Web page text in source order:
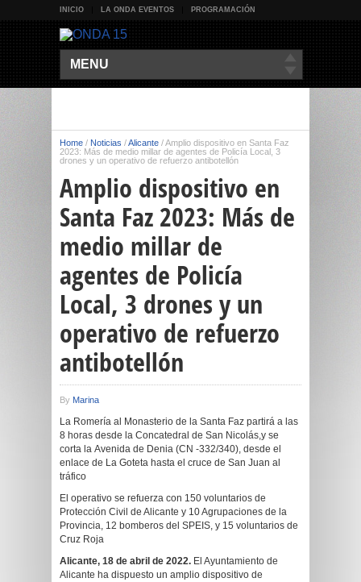
INICIO LA ONDA EVENTOS PROGRAMACIÓN
MENU
Home / Noticias /Alicante /Amplio dispositivo en Santa Faz
2023: Más de medio millar de agentes de Policía Local, 3
drones y un operativo de refuerzo antibotellón
Amplio dispositivo en
Santa Faz 2023: Más de
medio millar de
agentes de Policía
Local, 3 drones y un
operativo de refuerzo
antibotellón
By Marina
La Romería al Monasterio de la Santa Faz partirá a las
8 horas desde la Concatedral de San Nicolás,y se
corta la Avenida de Denia (CN -332/340), desde el
enlace de La Goteta hasta el cruce de San Juan al
tráfico
El operativo se refuerza con 150 voluntarios de
Protección Civil de Alicante y 10 Agrupaciones de la
Provincia, 12 bomberos del SPEIS, y 15 voluntarios de
Cruz Roja
Alicante, 18 de abril de 2022. El Ayuntamiento de
Alicante ha dispuesto un amplio dispositivo de